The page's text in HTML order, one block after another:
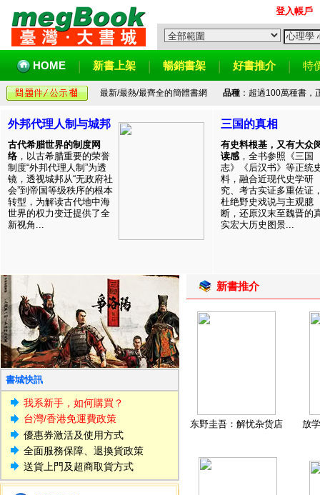
登入帳戶
HOME 新書上架 暢銷書架 好書推介 特
最新/最熱/最齊全的簡體書網 品種：超過100萬種書，
外邦代理人制与城邦
古代希腊世界的制度网
络 ，以古希腊重要的荣誉
制度“外邦代理人制”为透
镜，透视城邦从“无政府社
会”到帝国等级秩序的根本
转型，为解读古代地中海
世界的权力变迁提供了全
新视角...
三国的真相
有史料根基，又有大众
读感 ，全书参照《三国
志》《后汉书》等正统
料，融合近现代史学研
究、考古实证多重佐证
杜绝野史戏说与主观臆
断，还原汉末至魏晋的
实宏大历史图景...
書城快訊
我系新手，如何購買？
台灣/香港免運費政策
優惠券激活及使用方式
全面服務保障、退換貨政策
送貨上門及超商取貨方式
新書推介
东野圭吾：解忧杂货店 放